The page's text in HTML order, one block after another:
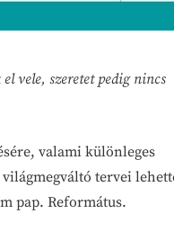
vele, szeretet pedig nincs
valami különleges
világmegváltó tervei
pap. Református.